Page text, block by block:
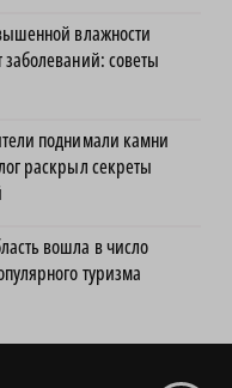
влажности
советы
поднимали камни
раскрыл секреты
вошла в число
туризма